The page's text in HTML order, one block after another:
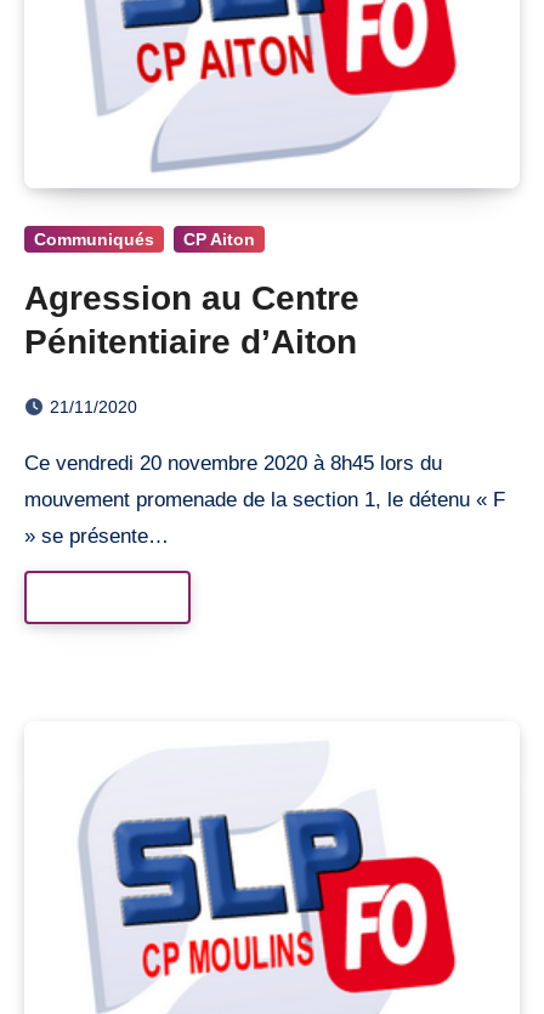
Communiqués CP Aiton
Agression au Centre
Pénitentiaire d’Aiton
21/11/2020
Ce vendredi 20 novembre 2020 à 8h45 lors du
mouvement promenade de la section 1, le détenu « F
» se présente…